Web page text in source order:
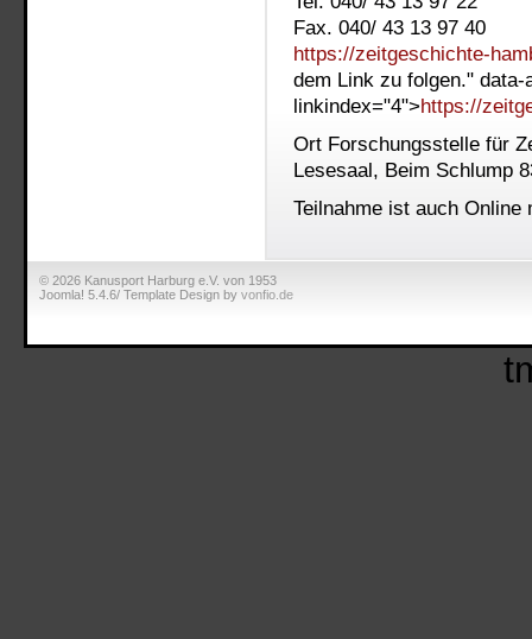
Fax. 040/ 43 13 97 40
https://zeitgeschichte-
dem Link zu folgen."
linkindex="4">https://
Ort Forschungsstelle für
Lesesaal, Beim Schlump
Teilnahme ist auch Online
© 2026 Kanusport Harburg e.V. von 1953
Joomla! 5.4.6/ Template Design by vonfio.de